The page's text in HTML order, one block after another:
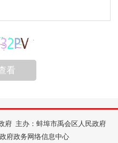
看
府 主办：蚌埠市禹会区人民政府
府政务网络信息中心